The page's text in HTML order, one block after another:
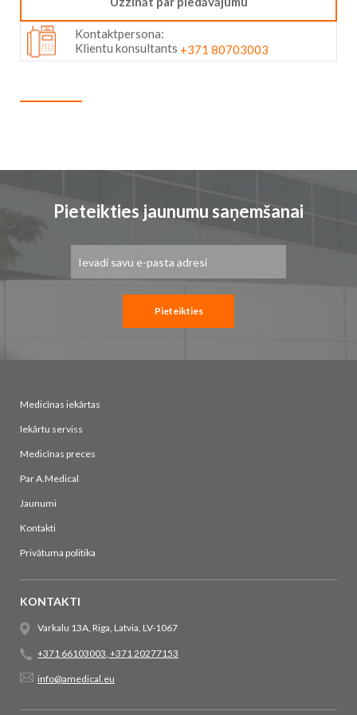
Kontaktpersona:
Klientu konsultants +371 80703003
gallery
Pieteikties jaunumu saņemšanai
saņemšanai:
Pieteikties
Medicīnas iekārtas
Iekārtu serviss
Medicīnas preces
Par A.Medical
Jaunumi
Kontakti
Privātuma politika
KONTAKTI
Varkalu 13A, Riga, Latvia, LV-1067
+371 66103003, +371 20277153
info@amedical.eu